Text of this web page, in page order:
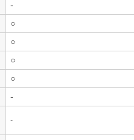
-
○
○
○
○
-
-